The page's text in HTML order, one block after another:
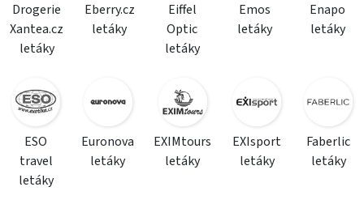
Drogerie
Xantea.cz
letáky
Eberry.cz
letáky
Eiffel
Optic
letáky
Emos
letáky
Enapo
letáky
ESO
travel
letáky
Euronova
letáky
EXIMtours
letáky
EXIsport
letáky
Faberlic
letáky